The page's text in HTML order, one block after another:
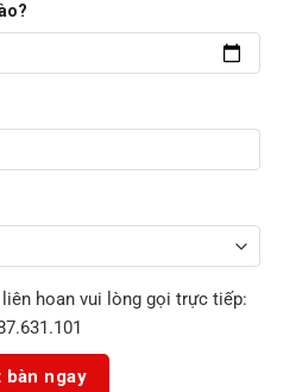
hoan vui lòng gọi trực tiếp: